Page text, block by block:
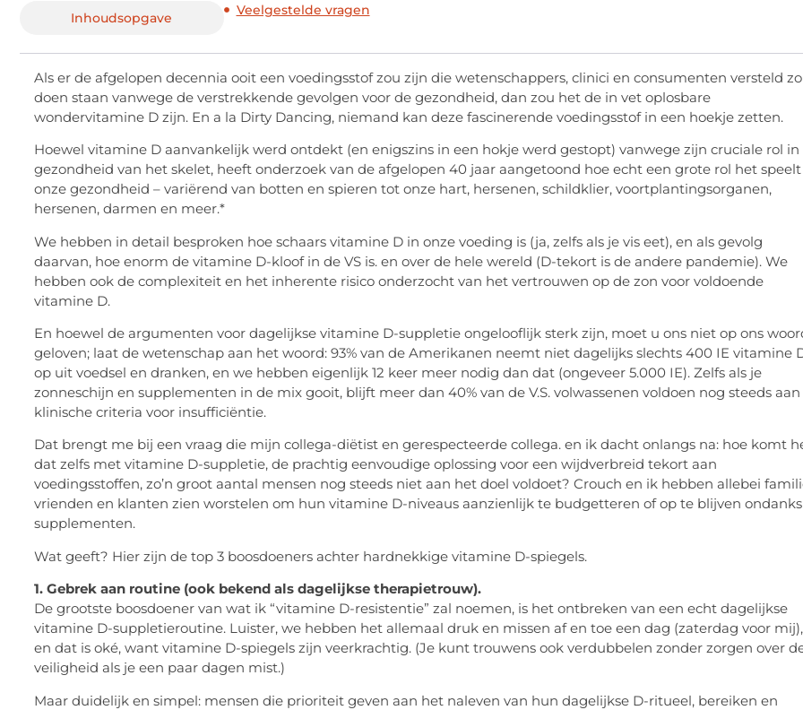
Inhoudsopgave Veelgestelde vragen
Als er de afgelopen decennia ooit een voedingsstof zou zijn die wetenschappers, clinici en consumenten versteld
doen staan ​​vanwege de verstrekkende gevolgen voor de gezondheid, dan zou het de in vet oplosbare
wondervitamine D zijn. En a la Dirty Dancing, niemand kan deze fascinerende voedingsstof in een hoekje zetten.
Hoewel vitamine D aanvankelijk werd ontdekt (en enigszins in een hokje werd gestopt) vanwege zijn cruciale rol in
gezondheid van het skelet, heeft onderzoek van de afgelopen 40 jaar aangetoond hoe echt een grote rol het
onze gezondheid – variërend van botten en spieren tot onze hart, hersenen, schildklier, voortplantingsorganen,
hersenen, darmen en meer.*
We hebben in detail besproken hoe schaars vitamine D in onze voeding is (ja, zelfs als je vis eet), en als gevolg
daarvan, hoe enorm de vitamine D-kloof in de VS is. en over de hele wereld (D-tekort is de andere pandemie). We
hebben ook de complexiteit en het inherente risico onderzocht van het vertrouwen op de zon voor voldoende
vitamine D.
En hoewel de argumenten voor dagelijkse vitamine D-suppletie ongelooflijk sterk zijn, moet u ons niet op ons
geloven; laat de wetenschap aan het woord: 93% van de Amerikanen neemt niet dagelijks slechts 400 IE vitamine
op uit voedsel en dranken, en we hebben eigenlijk 12 keer meer nodig dan dat (ongeveer 5.000 IE). Zelfs als je
zonneschijn en supplementen in de mix gooit, blijft meer dan 40% van de V.S. volwassenen voldoen nog steeds
klinische criteria voor insufficiëntie.
Dat brengt me bij een vraag die mijn collega-diëtist en gerespecteerde collega. en ik dacht onlangs na: hoe komt
dat zelfs met vitamine D-suppletie, de prachtig eenvoudige oplossing voor een wijdverbreid tekort aan
voedingsstoffen, zo’n groot aantal mensen nog steeds niet aan het doel voldoet? Crouch en ik hebben allebei
vrienden en klanten zien worstelen om hun vitamine D-niveaus aanzienlijk te budgetteren of op te blijven ondanks
supplementen.
Wat geeft? Hier zijn de top 3 boosdoeners achter hardnekkige vitamine D-spiegels.
1. Gebrek aan routine (ook bekend als dagelijkse therapietrouw).
De grootste boosdoener van wat ik “vitamine D-resistentie” zal noemen, is het ontbreken van een echt dagelijkse
vitamine D-suppletieroutine. Luister, we hebben het allemaal druk en missen af ​​en toe een dag (zaterdag voor mij),
en dat is oké, want vitamine D-spiegels zijn veerkrachtig. (Je kunt trouwens ook verdubbelen zonder zorgen over
veiligheid als je een paar dagen mist.)
Maar duidelijk en simpel: mensen die prioriteit geven aan het naleven van hun dagelijkse D-ritueel, bereiken en